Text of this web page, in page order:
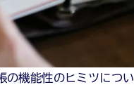
の機能性のヒミツについ